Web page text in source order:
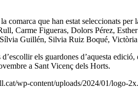
que han estat seleccionats
Carme Figueras, Dolors Pérez,
Guillén, Silvia Ruiz Boqué,
els guardones d’aquesta
a Sant Vicenç dels Horts.
wp-content/uploads/2024/01/logo-